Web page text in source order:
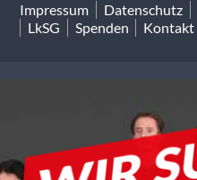
Impressum Datenschutz
LkSG
Spenden Kontakt